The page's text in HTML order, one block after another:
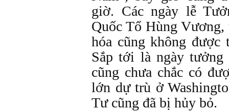
giờ. Các ngày lễ
Quốc Tổ Hùng Vương,
hóa cũng không được
Sắp tới là ngày tưởng
cũng chưa chắc có
lớn dự trù ở
Tư cũng đã bị hủy bỏ.